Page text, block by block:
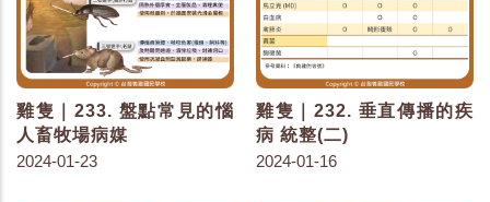
雞隻｜233. 盤點常見的惱
人畜牧場病媒
2024-01-23
雞隻｜232. 垂直傳播的疾
病 統整(二)
2024-01-16